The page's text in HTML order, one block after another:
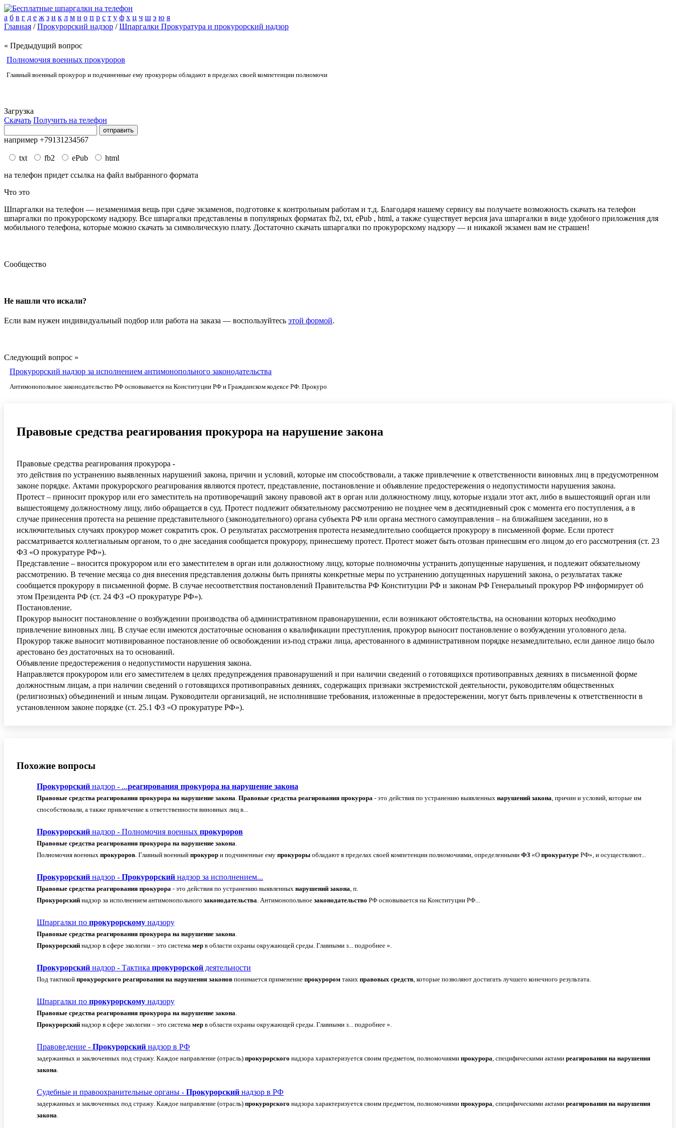
а б в г д е ж з и к л м н о п р с т у ф х ц ч ш э ю я
Главная /Прокурорский надзор /Шпаргалки Прокуратура и прокурорский надзор
« Предыдущий вопрос
Полномочия военных прокуроров
Главный военный прокурор и подчиненные ему прокуроры обладают в пределах своей компетенции полномочи
Загрузка
Скачать Получить на телефон
например +79131234567
txt fb2 ePub
html
на телефон придет ссылка на файл выбранного формата
Что это
Шпаргалки на телефон — незаменимая вещь при сдаче экзаменов, подготовке к контрольным работам и т.д. Благодаря нашему сервису вы получаете возможность скачать на телефон
шпаргалки по прокурорскому надзору. Все шпаргалки представлены в популярных форматах fb2, txt, ePub , html, а также существует версия java шпаргалки в виде удобного приложения для
мобильного телефона, которые можно скачать за символическую плату. Достаточно скачать шпаргалки по прокурорскому надзору — и никакой экзамен вам не страшен!
Сообщество
Не нашли что искали?
Если вам нужен индивидуальный подбор или работа на заказа — воспользуйтесь этой формой.
Следующий вопрос »
Прокурорский надзор за исполнением антимонопольного законодательства
Антимонопольное законодательство РФ основывается на Конституции РФ и Гражданском кодексе РФ. Прокуро
Правовые средства реагирования прокурора на нарушение закона
Правовые средства реагирования прокурора -
это действия по устранению выявленных нарушений закона, причин и условий, которые им способствовали, а также привлечение к ответственности виновных лиц в предусмотренном
законе порядке. Актами прокурорского реагирования являются протест, представление, постановление и объявление предостережения о недопустимости нарушения закона.
Протест – приносит прокурор или его заместитель на противоречащий закону правовой акт в орган или должностному лицу, которые издали этот акт, либо в вышестоящий орган или
вышестоящему должностному лицу, либо обращается в суд. Протест подлежит обязательному рассмотрению не позднее чем в десятидневный срок с момента его поступления, а в
случае принесения протеста на решение представительного (законодательного) органа субъекта РФ или органа местного самоуправления – на ближайшем заседании, но в
исключительных случаях прокурор может сократить срок. О результатах рассмотрения протеста незамедлительно сообщается прокурору в письменной форме. Если протест
рассматривается коллегиальным органом, то о дне заседания сообщается прокурору, принесшему протест. Протест может быть отозван принесшим его лицом до его рассмотрения (ст. 23
ФЗ «О прокуратуре РФ»).
Представление – вносится прокурором или его заместителем в орган или должностному лицу, которые полномочны устранить допущенные нарушения, и подлежит обязательному
рассмотрению. В течение месяца со дня внесения представления должны быть приняты конкретные меры по устранению допущенных нарушений закона, о результатах также
сообщается прокурору в письменной форме. В случае несоответствия постановлений Правительства РФ Конституции РФ и законам РФ Генеральный прокурор РФ информирует об
этом Президента РФ (ст. 24 ФЗ «О прокуратуре РФ»).
Постановление.
Прокурор выносит постановление о возбуждении производства об административном правонарушении, если возникают обстоятельства, на основании которых необходимо
привлечение виновных лиц. В случае если имеются достаточные основания о квалификации преступления, прокурор выносит постановление о возбуждении уголовного дела.
Прокурор также выносит мотивированное постановление об освобождении из-под стражи лица, арестованного в административном порядке незамедлительно, если данное лицо было
арестовано без достаточных на то оснований.
Объявление предостережения о недопустимости нарушения закона.
Направляется прокурором или его заместителем в целях предупреждения правонарушений и при наличии сведений о готовящихся противоправных деяниях в письменной форме
должностным лицам, а при наличии сведений о готовящихся противоправных деяниях, содержащих признаки экстремистской деятельности, руководителям общественных
(религиозных) объединений и иным лицам. Руководители организаций, не исполнившие требования, изложенные в предостережении, могут быть привлечены к ответственности в
установленном законе порядке (ст. 25.1 ФЗ «О прокуратуре РФ»).
Похожие вопросы
Прокурорский надзор - ...реагирования прокурора на нарушение закона
Правовые средства реагирования прокурора на нарушение закона Правовые средства реагирования прокурора - это действия по устранению выявленных нарушений закона , причин и условий, которые им
способствовали, а также привлечение к ответственности виновных лиц в...
Прокурорский надзор - Полномочия военных прокуроров
Правовые средства реагирования прокурора на нарушение закона
Полномочия военных прокуроров . Главный военный прокурор и подчиненные ему прокуроры обладают в пределах своей компетенции полномочиями, определенными ФЗ «О прокуратуре РФ», и осуществляют...
Прокурорский надзор - Прокурорский надзор за исполнением...
Правовые средства реагирования прокурора - это действия по устранению выявленных нарушений закона , п.
Прокурорский надзор за исполнением антимонопольного законодательства . Антимонопольное законодательство РФ основывается на Конституции РФ...
Шпаргалки по прокурорскому надзору
Правовые средства реагирования прокурора на нарушение закона
Прокурорский надзор в сфере экологии – это система мер в области охраны окружающей среды. Главными з... подробнее ».
Прокурорский надзор - Тактика прокурорской деятельности
Под тактикой прокурорского реагирования на нарушения законов понимается применение прокурором таких правовых средств , которые позволяют достигать лучшего конечного результата.
Шпаргалки по прокурорскому надзору
Правовые средства реагирования прокурора на нарушение закона
Прокурорский надзор в сфере экологии – это система мер в области охраны окружающей среды. Главными з... подробнее ».
Правоведение - Прокурорский надзор в РФ
задержанных и заключенных под стражу. Каждое направление (отрасль) прокурорского надзора характеризуется своим предметом, полномочиями прокурора , специфическими актами реагирования на нарушения
закона
Судебные и правоохранительные органы - Прокурорский надзор в РФ
задержанных и заключенных под стражу. Каждое направление (отрасль) прокурорского надзора характеризуется своим предметом, полномочиями прокурора , специфическими актами реагирования на нарушения
закона